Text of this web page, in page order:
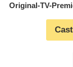
Original-TV-